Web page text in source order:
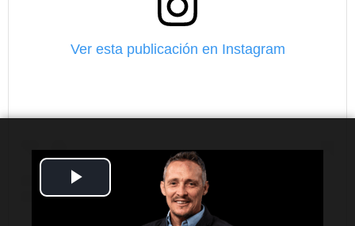
Ver esta publicación en Instagram